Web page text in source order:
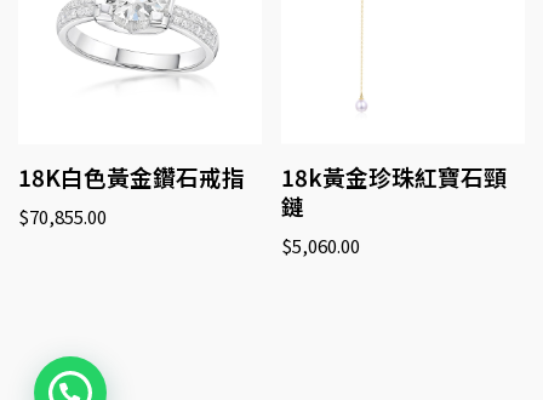
18K白色黃金鑽石戒指
$70,855.00
18k黃金珍珠紅寶石頸
鏈
$5,060.00